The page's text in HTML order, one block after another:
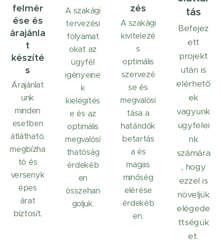
felmér
ése és
árajánla
t
készíté
s
Árajánlat
unk
minden
esetben
átlátható,
megbízha
tó és
versenyk
épes
árat
biztosít.
A szakági
tervezési
folyamat
okat az
ügyfél
igényeine
k
kielégítés
e és az
optimális
megvalósí
thatóság
érdekéb
en
összehan
goljuk.
zés
A szakági
kivitelezé
s
optimális
szervezé
se és
megvalósí
tása a
határidők
betartás
a és
magas
minőség
elérése
érdekéb
en.
tás
Befejez
ett
projekt
után is
elérhető
ek
vagyunk
ügyfelei
nk
számára
, hogy
ezzel is
növeljük
elégede
ttségük
et.